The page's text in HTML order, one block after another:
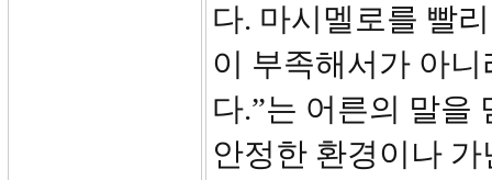
다. 마시멜로를 빨
이 부족해서가 아
다.”는 어른의 말을
안정한 환경이나